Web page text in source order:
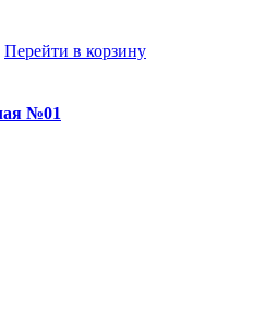
Перейти в корзину
№01